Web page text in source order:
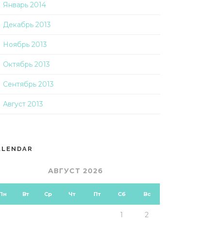
Январь 2014
Декабрь 2013
Ноябрь 2013
Октябрь 2013
Сентябрь 2013
Август 2013
АВГУСТ 2026
Вт Ср Чт Пт Сб Вс
1 2